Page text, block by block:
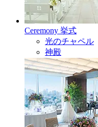
Ceremony 挙式
光のチャペル
神殿